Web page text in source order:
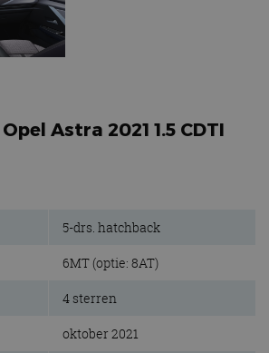
Astra 2021 1.5 CDTI
5-drs. hatchback
6MT (optie: 8AT)
4 sterren
oktober 2021